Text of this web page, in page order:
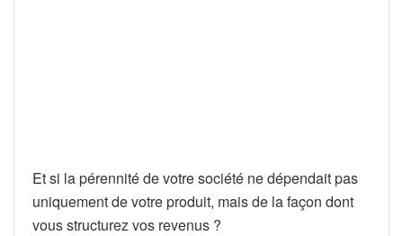
Et si la pérennité de votre société ne dépendait pas
uniquement de votre produit, mais de la façon dont
vous structurez vos revenus ?